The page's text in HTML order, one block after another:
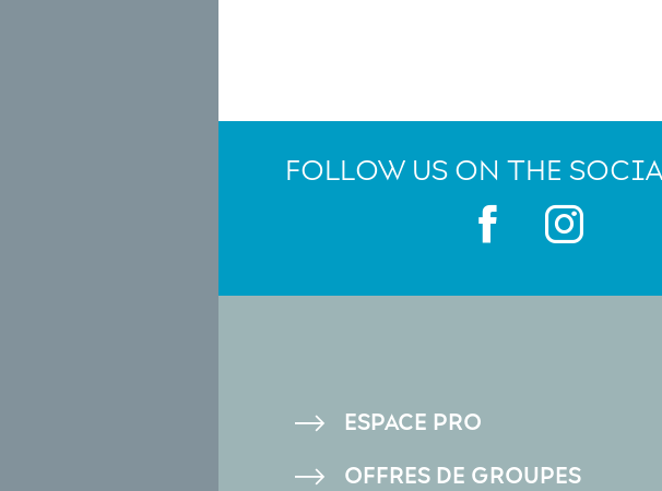
FOLLOW US ON THE
PIED
DE
ESPACE PRO
OFFRES DE GROUPES